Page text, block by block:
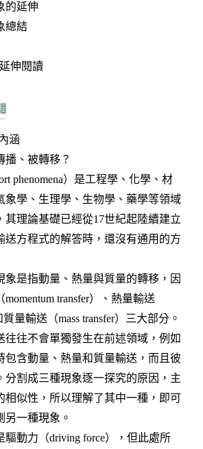
的延伸
總結
伸閱讀